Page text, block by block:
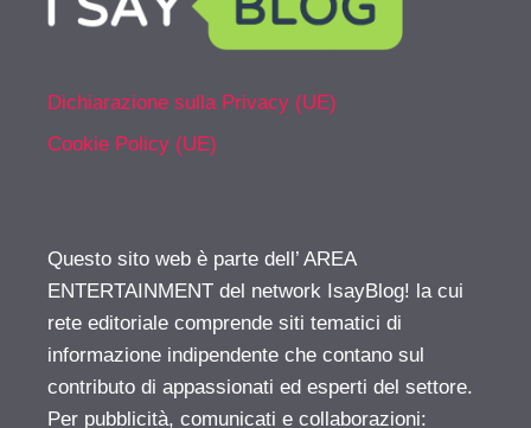
Dichiarazione sulla Privacy (UE)
Cookie Policy (UE)
Questo sito web è parte dell’ AREA
ENTERTAINMENT del network IsayBlog! la cui
rete editoriale comprende siti tematici di
informazione indipendente che contano sul
contributo di appassionati ed esperti del settore.
Per pubblicità, comunicati e collaborazioni: